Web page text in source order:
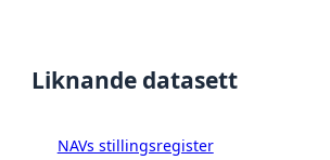
Liknande datasett
NAVs stillingsregister